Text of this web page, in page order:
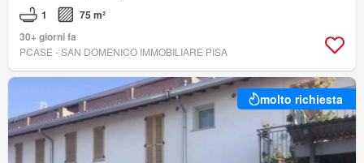
1
75 m²
30+ giorni fa
PCASE - SAN DOMENICO IMMOBILIARE PISA
molto richiesta